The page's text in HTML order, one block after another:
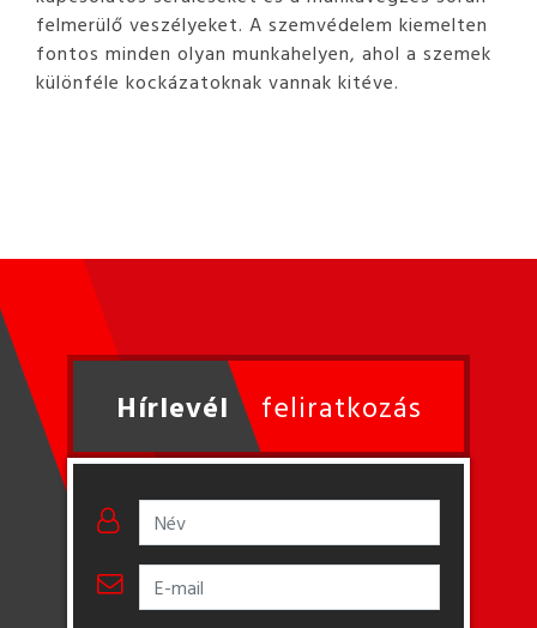
felmerülő veszélyeket. A szemvédelem kiemelten
fontos minden olyan munkahelyen, ahol a szemek
különféle kockázatoknak vannak kitéve.
Hírlevél feliratkozás